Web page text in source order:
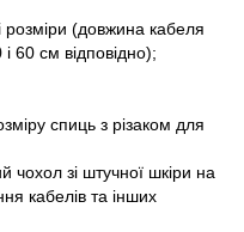
розміри (довжина кабеля
60 см відповідно);
спиць з різаком для
чохол зі штучної шкіри на
кабелів та інших